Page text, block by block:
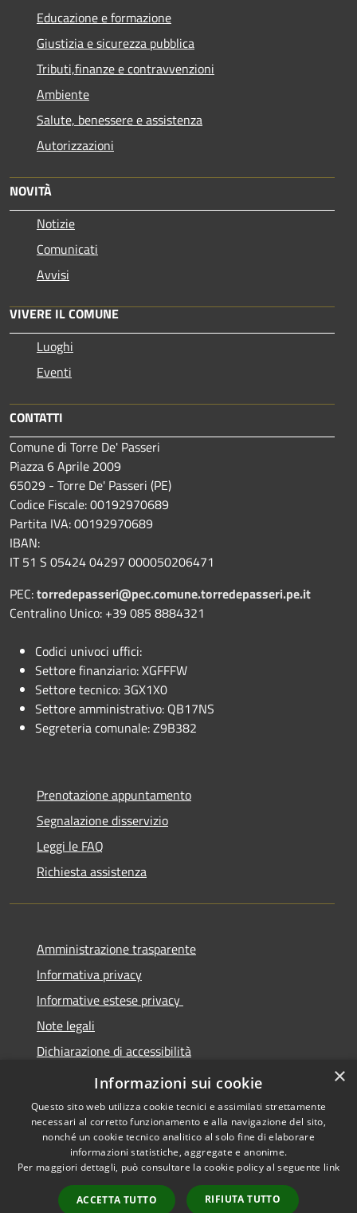
Educazione e formazione
Giustizia e sicurezza pubblica
Tributi,finanze e contravvenzioni
Ambiente
Salute, benessere e assistenza
Autorizzazioni
NOVITÀ
Notizie
Comunicati
Avvisi
VIVERE IL COMUNE
Luoghi
Eventi
CONTATTI
Comune di Torre De' Passeri
Piazza 6 Aprile 2009
65029 - Torre De' Passeri (PE)
Codice Fiscale: 00192970689
Partita IVA: 00192970689
IBAN:
IT 51 S 05424 04297 000050206471
PEC:torredepasseri@pec.comune.torredepasseri.pe.it
Centralino Unico: +39 085 8884321
Codici univoci uffici:
Settore finanziario: XGFFFW
Settore tecnico: 3GX1X0
Settore amministrativo: QB17NS
Segreteria comunale: Z9B382
Prenotazione appuntamento
Segnalazione disservizio
Leggi le FAQ
Richiesta assistenza
Amministrazione trasparente
Informativa privacy
Informative estese privacy
Note legali
Dichiarazione di accessibilità
Obbiettivi di Accessibilità
Accessibilità
Copyright © 2026 • Comune di
Torre De' Passeri • Powered by
Municipium•
Accesso
×
Informazioni sui cookie
Questo sito web utilizza cookie tecnici e assimilati strettamente
necessari al corretto funzionamento e alla navigazione del sito,
nonché un cookie tecnico analitico al solo fine di elaborare
informazioni statistiche, aggregate e anonime.
Per maggiori dettagli, può consultare la cookie policy al seguente link
ACCETTA TUTTO RIFIUTA TUTTO